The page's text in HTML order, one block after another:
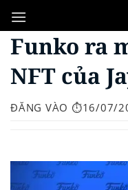
qua
nội
Funko ra
NFT của
ĐĂNG VÀO ⏱️16/07/